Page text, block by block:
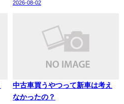
2026-08-02
中古車買うやつって新車は考え
なかったの？